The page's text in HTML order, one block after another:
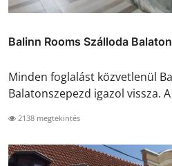
Balinn Rooms Szálloda
Minden foglalást közvetlenül
Balatonszepezd igazol vissza. A
2138 megtekintés